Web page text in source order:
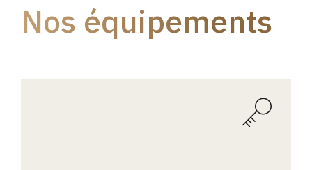
Nos équipements